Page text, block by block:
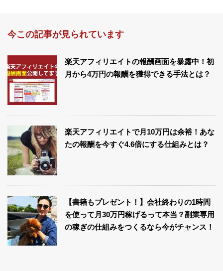
今この記事が見られています
楽天アフィリエイトの報酬画面を暴露中！初
月から4万円の報酬を獲得できる手法とは？
楽天アフィリエイトで月10万円は余裕！あな
たの報酬を今すぐ4.6倍にする仕組みとは？
【書籍もプレゼント！】会社終わりの1時間
を使って月30万円稼げるって本当？副業専用
の稼ぎの仕組みをつくるなら今がチャンス！